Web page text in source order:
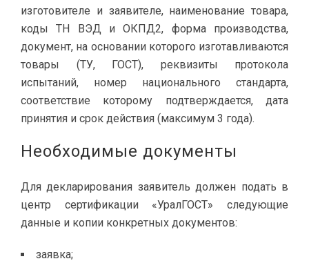
изготовителе и заявителе, наименование товара,
коды ТН ВЭД и ОКПД2, форма производства,
документ, на основании которого изготавливаются
товары (ТУ, ГОСТ), реквизиты протокола
испытаний, номер национального стандарта,
соответствие которому подтверждается, дата
принятия и срок действия (максимум 3 года).
Необходимые документы
Для декларирования заявитель должен подать в
центр сертификации «УралГОСТ» следующие
данные и копии конкретных документов:
заявка;